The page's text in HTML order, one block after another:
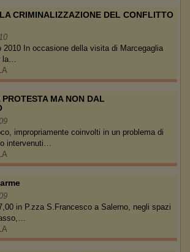
CRIMINALIZZAZIONE DEL CONFLITTO
2010 In occasione della visita di Marcegaglia
la…
MA NON DAL
impropriamente coinvolti in un problema di
intervenuti…
in P.zza S.Francesco a Salerno, negli spazi